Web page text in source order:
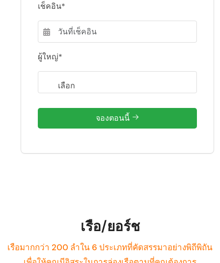
เช็คอิน*
ผู้ใหญ่*
จองตอนนี้
เรือ/ยอร์ช
เรือมากกว่า 200 ลำใน 6 ประเภทที่คัดสรรมาอย่างพิถีพิถัน